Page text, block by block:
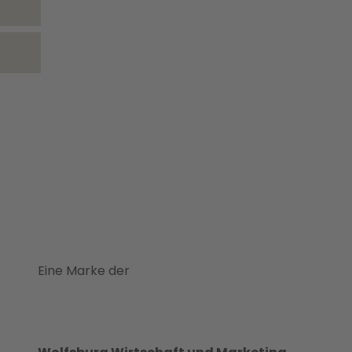
Eine Marke der